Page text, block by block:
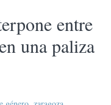
entre
una paliza